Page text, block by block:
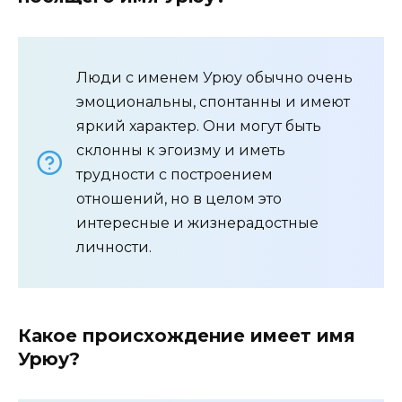
Люди с именем Урюу обычно очень
эмоциональны, спонтанны и имеют
яркий характер. Они могут быть
склонны к эгоизму и иметь
трудности с построением
отношений, но в целом это
интересные и жизнерадостные
личности.
Какое происхождение имеет имя
Урюу?